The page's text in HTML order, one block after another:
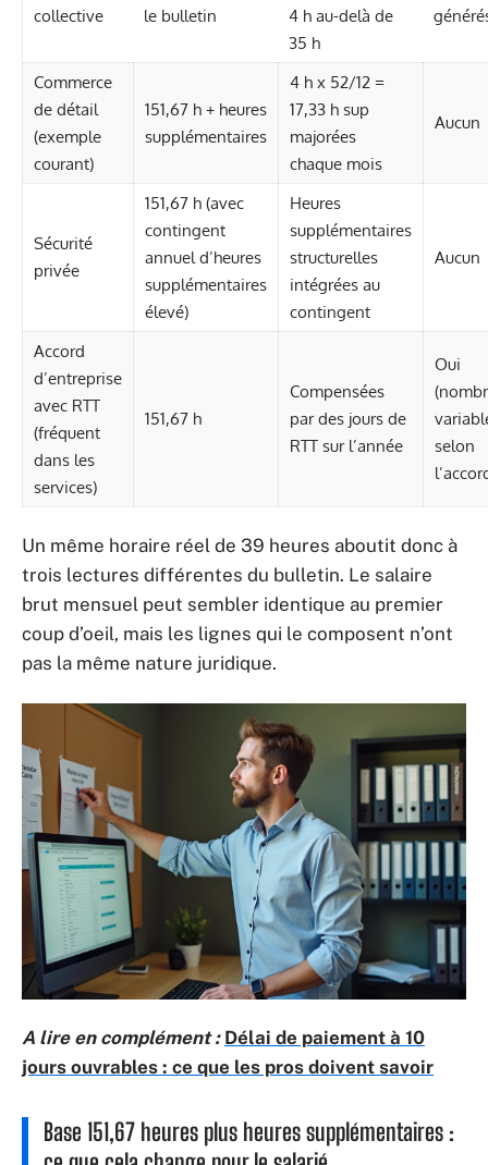
collective
le bulletin
4 h au-delà de
35 h
Commerce
de détail
(exemple
courant)
151,67 h + heures
supplémentaires
4 h x 52/12 =
17,33 h sup
majorées
chaque mois
Aucun
Sécurité
privée
151,67 h (avec
contingent
annuel d’heures
supplémentaires
élevé)
Heures
supplémentaires
structurelles
intégrées au
contingent
Aucun
Accord
d’entreprise
avec RTT
(fréquent
dans les
services)
151,67 h
Compensées
par des jours de
RTT sur l’année
Oui
selon
Un même horaire réel de 39 heures aboutit donc à
trois lectures différentes du bulletin. Le salaire
brut mensuel peut sembler identique au premier
coup d’oeil, mais les lignes qui le composent n’ont
pas la même nature juridique.
A lire en complément : Délai de paiement à 10
jours ouvrables : ce que les pros doivent savoir
Base 151,67 heures plus heures supplémentaires :